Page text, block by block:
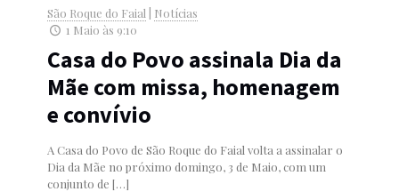
São Roque do Faial
Notícias
1 Maio às 9:10
Casa do Povo assinala Dia da
Mãe com missa, homenagem
e convívio
A Casa do Povo de São Roque do Faial volta a assinalar o
Dia da Mãe no próximo domingo, 3 de Maio, com um
conjunto de […]